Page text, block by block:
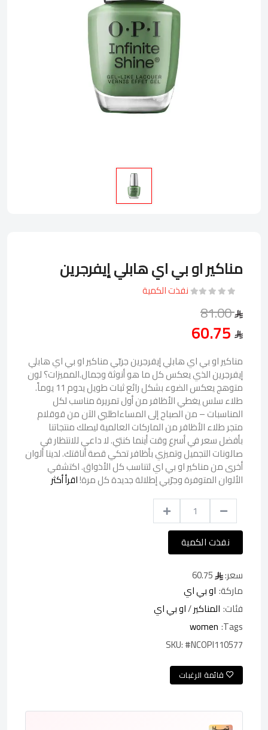
مناكير او بي اي هابلي إيفرجرين
نفذت الكمية
81.00
مناكير او بي اي هابلي إيفرجرين جربّي مناكير او بي اي هابلي
إيفرجرين الذي يعكس كل ما هو أنوثة وجمال.المميزات؟ لون
متوهج يعكس الضوء بشكل رائع ثبات طويل يدوم 11 يوماً.
طلاء سلس يغطي الأظافر من أول تمريرة مناسب لكل
المناسبات – من الصباح إلى المساءاطلبي الآن من قوقلام
متجر طلاء الأظافر من الماركات العالمية ليصلك منتجاتنا
بأفضل سعر في أسرع وقت أينما كنتي. لا داعي للانتظار في
صالونات التجميل وتميزي بأظافر تحكي قصة أناقتك. لدينا ألوان
أخرى من مناكير او بي اي لتناسب كل الأذواق. اكتشفي
الألوان المتوفرة وجرّبي إطلالة جديدة كل مرة!اقرأ أكثر
نفذت الكمية
سعر:
ماركة: او بي اي
فئات: المناكير/او بي اي
Tags:
women
SKU:#NCOPI110577
قائمة الرغبات